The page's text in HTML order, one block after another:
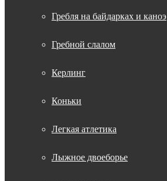
Гребля на байдарках и каноэ
Гребной слалом
Керлинг
Коньки
Легкая атлетика
Лыжное двоеборье